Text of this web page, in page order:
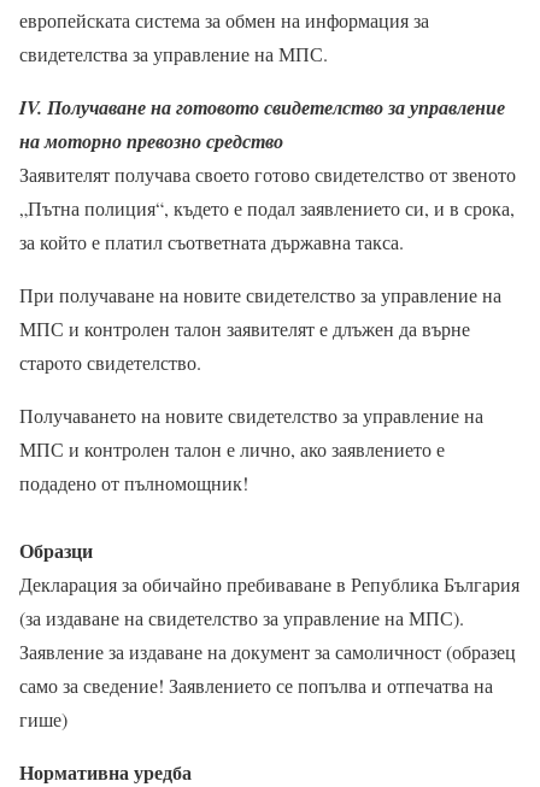
европейската система за обмен на информация за
свидетелства за управление на МПС.
IV. Получаване на готовото свидетелство за управление
на моторно превозно средство
Заявителят получава своето готово свидетелство от звеното
„Пътна полиция“, където е подал заявлението си, и в срока,
за който е платил съответната държавна такса.
При получаване на новите свидетелство за управление на
МПС и контролен талон заявителят е длъжен да върне
старoто свидетелство.
Получаването на новите свидетелство за управление на
МПС и контролен талон е лично, ако заявлението е
подадено от пълномощник!
Образци
Декларация за обичайно пребиваване в Република България
(за издаване на свидетелство за управление на МПС).
Заявление за издаване на документ за самоличност (образец
само за сведение! Заявлението се попълва и отпечатва на
гише)
Нормативна уредба